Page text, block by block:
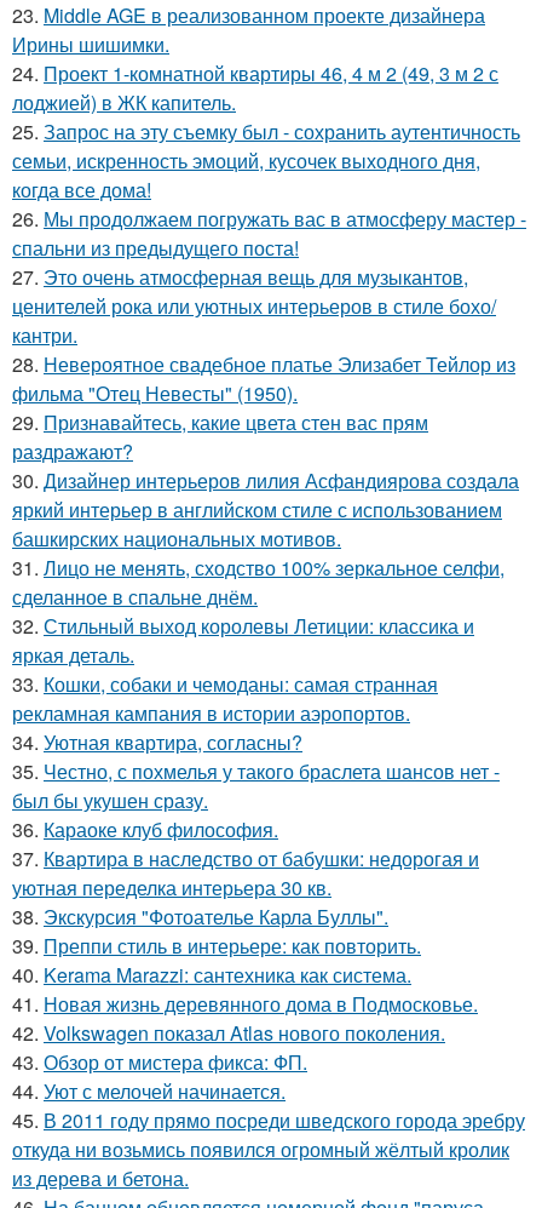
23. Middle AGE в реализованном проекте дизайнера
Ирины шишимки.
24. Проект 1-комнатной квартиры 46, 4 м 2 (49, 3 м 2 с
лоджией) в ЖК капитель.
25. Запрос на эту съемку был - сохранить аутентичность
семьи, искренность эмоций, кусочек выходного дня,
когда все дома!
26. Мы продолжаем погружать вас в атмосферу мастер -
спальни из предыдущего поста!
27. Это очень атмосферная вещь для музыкантов,
ценителей рока или уютных интерьеров в стиле бохо/
кантри.
28. Невероятное свадебное платье Элизабет Тейлор из
фильма "Отец Невесты" (1950).
29. Признавайтесь, какие цвета стен вас прям
раздражают?
30. Дизайнер интерьеров лилия Асфандиярова создала
яркий интерьер в английском стиле с использованием
башкирских национальных мотивов.
31. Лицо не менять, сходство 100% зеркальное селфи,
сделанное в спальне днём.
32. Стильный выход королевы Летиции: классика и
яркая деталь.
33. Кошки, собаки и чемоданы: самая странная
рекламная кампания в истории аэропортов.
34. Уютная квартира, согласны?
35. Честно, с похмелья у такого браслета шансов нет -
был бы укушен сразу.
36. Караоке клуб философия.
37. Квартира в наследство от бабушки: недорогая и
уютная переделка интерьера 30 кв.
38. Экскурсия "Фотоателье Карла Буллы".
39. Преппи стиль в интерьере: как повторить.
40. Kerama Marazzi: сантехника как система.
41. Новая жизнь деревянного дома в Подмосковье.
42. Volkswagen показал Atlas нового поколения.
43. Обзор от мистера фикса: ФП.
44. Уют с мелочей начинается.
45. В 2011 году прямо посреди шведского города эребру
откуда ни возьмись появился огромный жёлтый кролик
из дерева и бетона.